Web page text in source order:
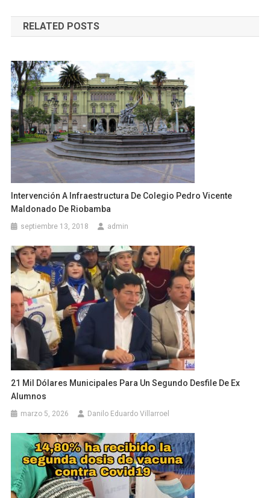
de
entradas
RELATED POSTS
Intervención A Infraestructura De Colegio Pedro Vicente
Maldonado De Riobamba
septiembre 13, 2018 admin
21 Mil Dólares Municipales Para Un Segundo Desfile De Ex
Alumnos
marzo 5, 2026 Danilo Eduardo Villarroel